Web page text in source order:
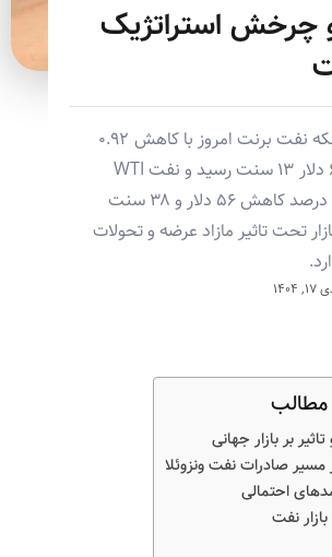
چرخش استراتژیک
قیمت هر بشکه نفت برنت امروز با کاهش ۰.۹۲
درصدی به ۶۰ دلار ۱۳ سنت رسید و نفت WTI
آمریکا با ۱.۳۱ درصد کاهش ۵۶ دلار و ۳۸ سنت
تحت تاثیر مازاد عرضه و تحولات
۱۴۰۴
بر بازار جهانی
صادرات نفت ونزوئلا
احتمالی
نفت